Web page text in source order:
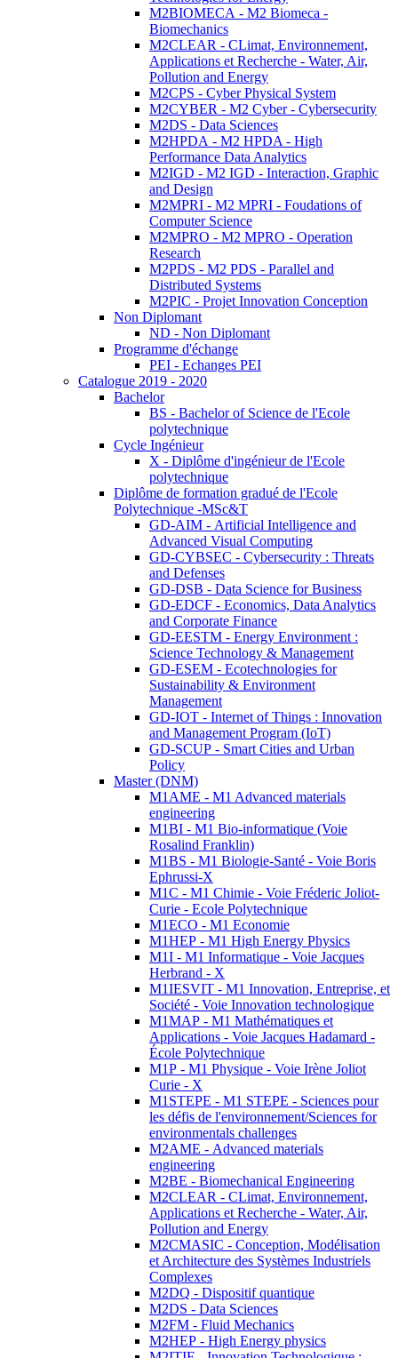
M2BIOMECA - M2 Biomeca -
Biomechanics
M2CLEAR - CLimat, Environnement,
Applications et Recherche - Water, Air,
Pollution and Energy
M2CPS - Cyber Physical System
M2CYBER - M2 Cyber - Cybersecurity
M2DS - Data Sciences
M2HPDA - M2 HPDA - High
Performance Data Analytics
M2IGD - M2 IGD - Interaction, Graphic
and Design
M2MPRI - M2 MPRI - Foudations of
Computer Science
M2MPRO - M2 MPRO - Operation
Research
M2PDS - M2 PDS - Parallel and
Distributed Systems
M2PIC - Projet Innovation Conception
Non Diplomant
ND - Non Diplomant
Programme d'échange
PEI - Echanges PEI
Catalogue 2019 - 2020
Bachelor
BS - Bachelor of Science de l'Ecole
polytechnique
Cycle Ingénieur
X - Diplôme d'ingénieur de l'Ecole
polytechnique
Diplôme de formation gradué de l'Ecole
Polytechnique -MSc&T
GD-AIM - Artificial Intelligence and
Advanced Visual Computing
GD-CYBSEC - Cybersecurity : Threats
and Defenses
GD-DSB - Data Science for Business
GD-EDCF - Economics, Data Analytics
and Corporate Finance
GD-EESTM - Energy Environment :
Science Technology & Management
GD-ESEM - Ecotechnologies for
Sustainability & Environment
Management
GD-IOT - Internet of Things : Innovation
and Management Program (IoT)
GD-SCUP - Smart Cities and Urban
Policy
Master (DNM)
M1AME - M1 Advanced materials
engineering
M1BI - M1 Bio-informatique (Voie
Rosalind Franklin)
M1BS - M1 Biologie-Santé - Voie Boris
Ephrussi-X
M1C - M1 Chimie - Voie Fréderic Joliot-
Curie - Ecole Polytechnique
M1ECO - M1 Economie
M1HEP - M1 High Energy Physics
M1I - M1 Informatique - Voie Jacques
Herbrand - X
M1IESVIT - M1 Innovation, Entreprise, et
Société - Voie Innovation technologique
M1MAP - M1 Mathématiques et
Applications - Voie Jacques Hadamard -
École Polytechnique
M1P - M1 Physique - Voie Irène Joliot
Curie - X
M1STEPE - M1 STEPE - Sciences pour
les défis de l'environnement/Sciences for
environmentals challenges
M2AME - Advanced materials
engineering
M2BE - Biomechanical Engineering
M2CLEAR - CLimat, Environnement,
Applications et Recherche - Water, Air,
Pollution and Energy
M2CMASIC - Conception, Modélisation
et Architecture des Systèmes Industriels
Complexes
M2DQ - Dispositif quantique
M2DS - Data Sciences
M2FM - Fluid Mechanics
M2HEP - High Energy physics